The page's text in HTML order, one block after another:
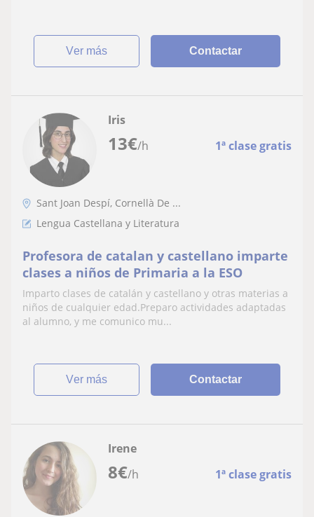
ver más Contactar
13€/h 1ª clase gratis
Iris
Sant Joan Despí, Cornellà De ...
Lengua Castellana y Literatura
Profesora de catalan y castellano imparte
clases a niños de Primaria a la ESO
Imparto clases de catalán y castellano y otras materias a
niños de cualquier edad.Preparo actividades adaptadas
al alumno, y me comunico mu...
ver más Contactar
8€/h 1ª clase gratis
Irene